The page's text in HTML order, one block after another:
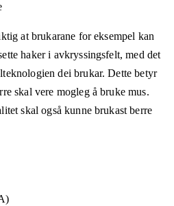
at brukarane for eksempel kan
haker i avkryssingsfelt, med det
dei brukar. Dette betyr
skal vere mogleg å bruke mus.
skal også kunne brukast berre